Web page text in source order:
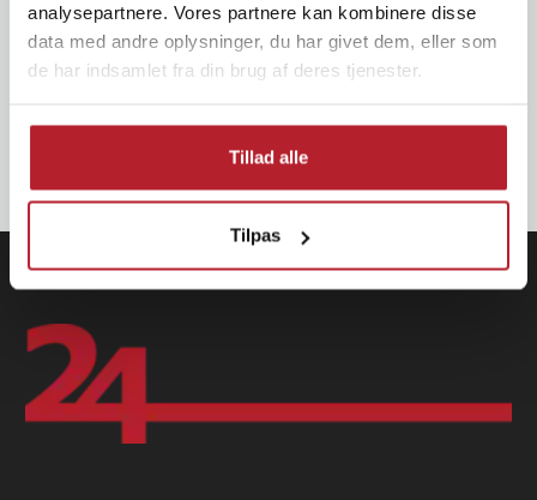
analysepartnere. Vores partnere kan kombinere disse
data med andre oplysninger, du har givet dem, eller som
de har indsamlet fra din brug af deres tjenester.
Tillad alle
Tilpas
Nyhedsbrevet
Få nyheder, kampagner og eksklusive tilbud først! Tilmeld dig vores